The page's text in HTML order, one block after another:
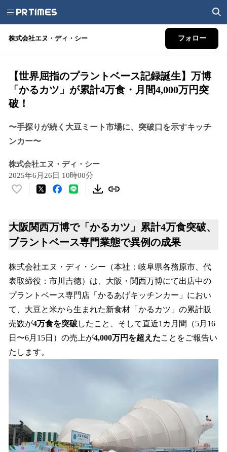
株式会社エヌ・ディ・シー フォロー
【世界屈指のプラントベース記録誕生】万博
「かるカツ」が累計4万食・月間4,000万円突
破！
〜手探りが続く大豆ミート市場に、突破口を示すキッチ
ンカー〜
株式会社エヌ・ディ・シー
2025年6月26日 10時00分
い
！
数
を
み
込
み
中
で
す
大阪関西万博で「かるカツ」累計4万食突破、
プラントベース専門業態で異例の成果
株式会社エヌ・ディ・シー（本社：岐阜県各務原市、代
表取締役：市川吉徳）は、大阪・関西万博にて出店中の
プラントベース専門店「かるあげキッチンカー」におい
て、大豆と米から生まれた新食材「かるカツ」の累計販
売数が4万食を突破したこと、そして直近1カ月間（5月16
日〜6月15日）の売上が4,000万円を超えたことをご報告い
たします。